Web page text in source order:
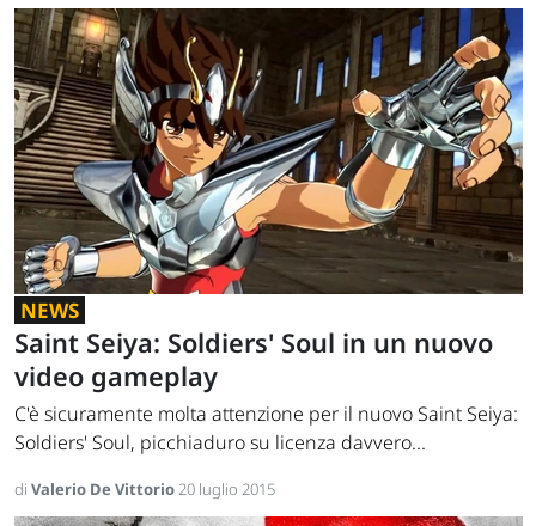
NEWS
Saint Seiya: Soldiers' Soul in un nuovo
video gameplay
C'è sicuramente molta attenzione per il nuovo Saint Seiya:
Soldiers' Soul, picchiaduro su licenza davvero...
di Valerio De Vittorio20 luglio 2015